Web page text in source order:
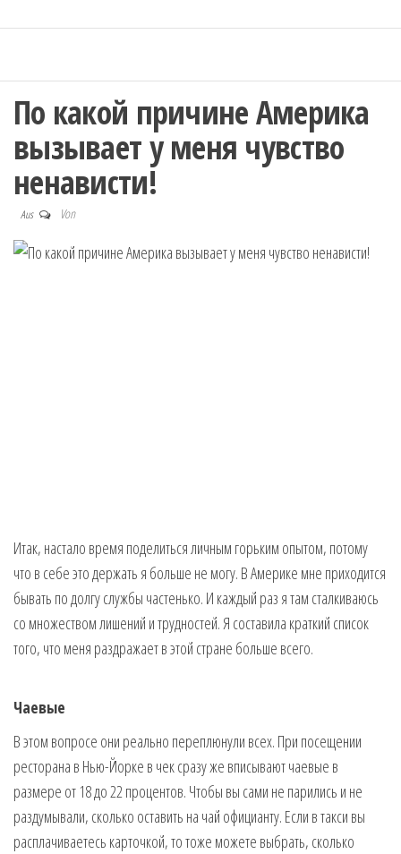
По какой причине Америка
вызывает у меня чувство
ненависти!
Aus Von
Итак, настало время поделиться личным горьким опытом, потому
что в себе это держать я больше не могу. В Америке мне приходится
бывать по долгу службы частенько. И каждый раз я там сталкиваюсь
со множеством лишений и трудностей. Я составила краткий список
того, что меня раздражает в этой стране больше всего.
Чаевые
В этом вопросе они реально переплюнули всех. При посещении
ресторана в Нью-Йорке в чек сразу же вписывают чаевые в
размере от 18 до 22 процентов. Чтобы вы сами не парились и не
раздумывали, сколько оставить на чай официанту. Если в такси вы
расплачиваетесь карточкой, то тоже можете выбрать, сколько